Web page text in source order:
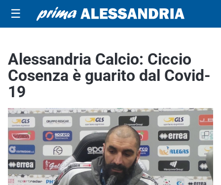
☰
Alessandria Calcio: Ciccio
Cosenza è guarito dal Covid-
19